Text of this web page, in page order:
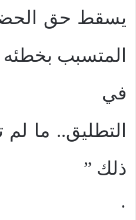
يسقط حق
المتسبب بخطئه
في
التطليق.. ما
ذلك ”
·